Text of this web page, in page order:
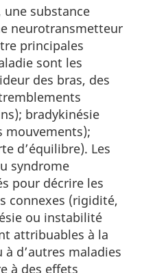
substance
neurotransmetteur
principales
sont les
des bras, des
bradykinésie
mouvements);
d’équilibre). Les
syndrome
pour décrire les
connexes (rigidité,
ou instabilité
attribuables à la
d’autres maladies
à des effets